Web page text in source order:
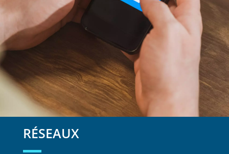
RÉSEAUX